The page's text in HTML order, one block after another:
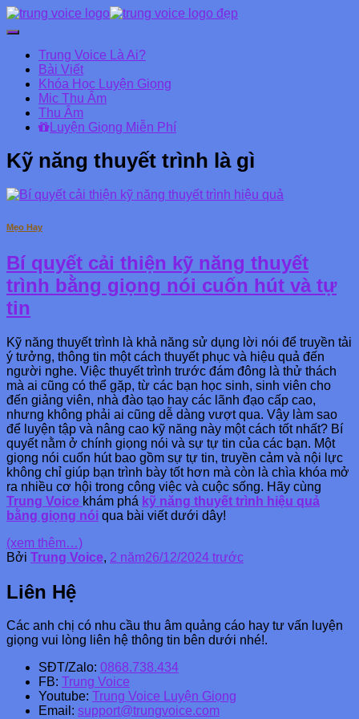
Chuyển
Danh
mục
chính
Trung Voice Là Ai?
Bài Viết
Khóa Học Luyện Giọng
Mic Thu Âm
Thu Âm
Luyện Giọng Miễn Phí
Kỹ năng thuyết trình là gì
Mẹo Hay
Bí quyết cải thiện kỹ năng thuyết
trình bằng giọng nói cuốn hút và tự
tin
Kỹ năng thuyết trình là khả năng sử dụng lời nói để truyền tải
ý tưởng, thông tin một cách thuyết phục và hiệu quả đến
người nghe. Việc thuyết trình trước đám đông là thử thách
mà ai cũng có thể gặp, từ các bạn học sinh, sinh viên cho
đến giảng viên, nhà đào tạo hay các lãnh đạo cấp cao,
nhưng không phải ai cũng dễ dàng vượt qua. Vậy làm sao
để luyện tập và nâng cao kỹ năng này một cách tốt nhất? Bí
quyết nằm ở chính giọng nói và sự tự tin của các bạn. Một
giọng nói cuốn hút bao gồm sự tự tin, truyền cảm và nội lực
không chỉ giúp bạn trình bày tốt hơn mà còn là chìa khóa mở
ra nhiều cơ hội trong công việc và cuộc sống. Hãy cùng
Trung Voice khám phá kỹ năng thuyết trình hiệu quả
bằng giọng nói qua bài viết dưới dây!
(xem thêm…)
Bởi Trung Voice, 2 năm26/12/2024 trước
Liên Hệ
Các anh chị có nhu cầu thu âm quảng cáo hay tư vấn luyện
giọng vui lòng liên hệ thông tin bên dưới nhé!.
SĐT/Zalo: 0868.738.434
FB:
Trung Voice
Youtube:
Trung Voice Luyện Giọng
Email: support@trungvoice.com